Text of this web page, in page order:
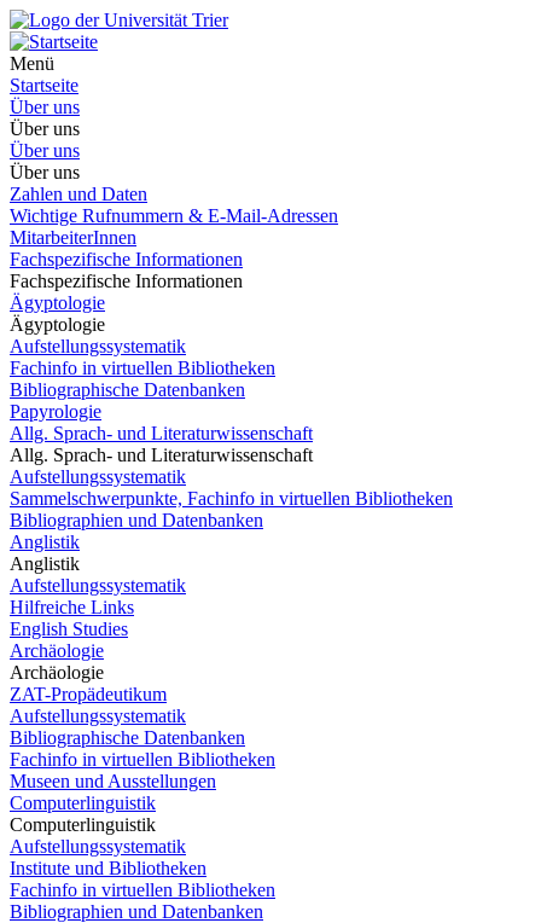
Menü
Startseite
Über uns
Über uns
Über uns
Über uns
Zahlen und Daten
Wichtige Rufnummern & E-Mail-Adressen
MitarbeiterInnen
Fachspezifische Informationen
Fachspezifische Informationen
Ägyptologie
Ägyptologie
Aufstellungssystematik
Fachinfo in virtuellen Bibliotheken
Bibliographische Datenbanken
Papyrologie
Allg. Sprach- und Literaturwissenschaft
Allg. Sprach- und Literaturwissenschaft
Aufstellungssystematik
Sammelschwerpunkte, Fachinfo in virtuellen Bibliotheken
Bibliographien und Datenbanken
Anglistik
Anglistik
Aufstellungssystematik
Hilfreiche Links
English Studies
Archäologie
Archäologie
ZAT-Propädeutikum
Aufstellungssystematik
Bibliographische Datenbanken
Fachinfo in virtuellen Bibliotheken
Museen und Ausstellungen
Computerlinguistik
Computerlinguistik
Aufstellungssystematik
Institute und Bibliotheken
Fachinfo in virtuellen Bibliotheken
Bibliographien und Datenbanken